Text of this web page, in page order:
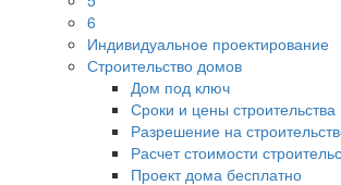
6
Индивидуальное проектирование
Строительство домов
Дом под ключ
Сроки и цены строительства
Разрешение на
Расчет стоимости
Проект дома бесплатно